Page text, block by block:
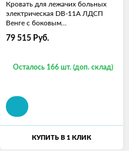
Кровать для лежачих больных
электрическая DB-11А ЛДСП
Венге с боковым
переворачиванием, т/у с
матрасом
79 515 Руб.
Осталось 166 шт. (доп. склад)
КУПИТЬ В 1 КЛИК